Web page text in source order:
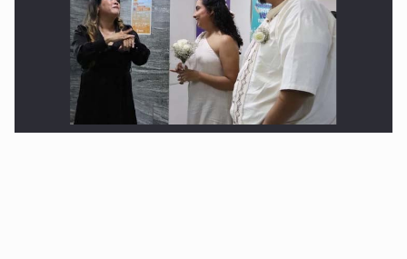
Realizan primera boda de personas sordas en Zapopan